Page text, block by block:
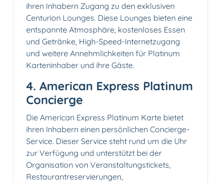
ihren Inhabern Zugang zu den exklusiven
Centurion Lounges. Diese Lounges bieten eine
entspannte Atmosphäre, kostenloses Essen
und Getränke, High-Speed-Internetzugang
und weitere Annehmlichkeiten für Platinum
Karteninhaber und ihre Gäste.
4. American Express Platinum
Concierge
Die American Express Platinum Karte bietet
ihren Inhabern einen persönlichen Concierge-
Service. Dieser Service steht rund um die Uhr
zur Verfügung und unterstützt bei der
Organisation von Veranstaltungstickets,
Restaurantreservierungen,